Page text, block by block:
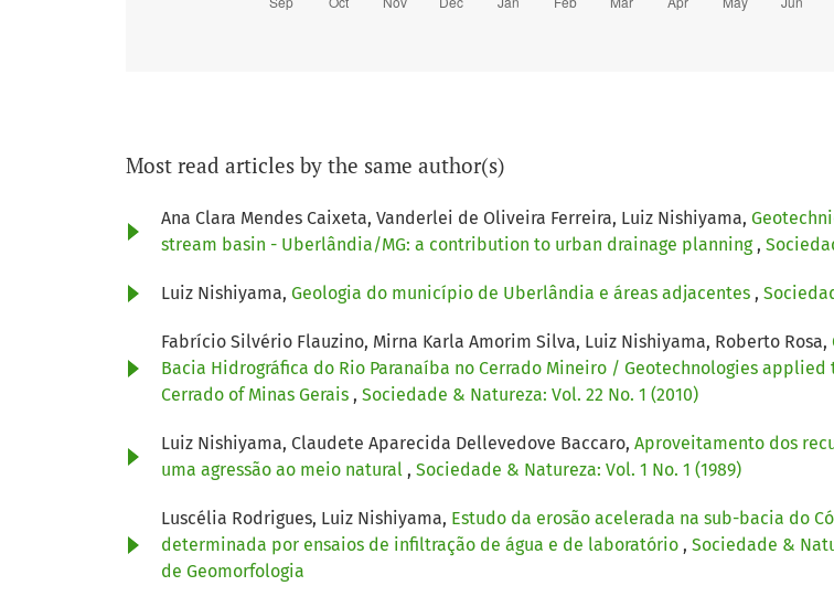
Most read articles by the same author(s)
Ana Clara Mendes Caixeta, Vanderlei de Oliveira Ferreira, Luiz Nishiyama,
stream basin - Uberlândia/MG: a contribution to urban drainage planning ,
Luiz Nishiyama, Geologia do município de Uberlândia e áreas adjacentes ,
Fabrício Silvério Flauzino, Mirna Karla Amorim Silva, Luiz Nishiyama, Roberto Rosa,
Bacia Hidrográfica do Rio Paranaíba no Cerrado Mineiro / Geotechnologies
Cerrado of Minas Gerais , Sociedade & Natureza: Vol. 22 No. 1 (2010)
Luiz Nishiyama, Claudete Aparecida Dellevedove Baccaro, Aproveitamento dos
uma agressão ao meio natural , Sociedade & Natureza: Vol. 1 No. 1 (1989)
Luscélia Rodrigues, Luiz Nishiyama, Estudo da erosão acelerada na sub-bacia do
determinada por ensaios de infiltração de água e de laboratório , Sociedade &
de Geomorfologia